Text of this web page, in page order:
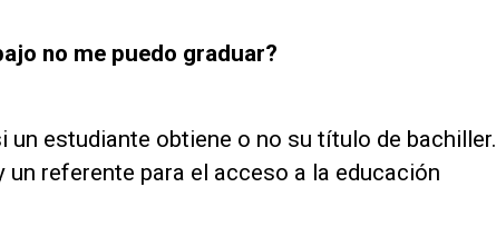
no me puedo graduar?
un estudiante obtiene o no su título de bachiller.
un referente para el acceso a la educación